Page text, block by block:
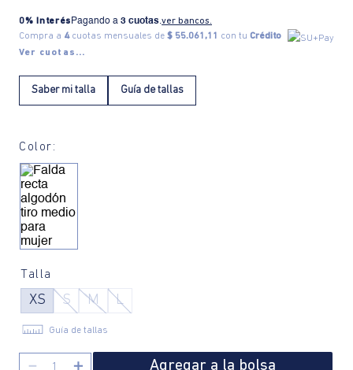
0% Interés Pagando a 3 cuotas.ver bancos.
Compra a 4cuotas mensuales de $ 55.061,11 con tu Crédito
Ver cuotas...
Saber mi talla Guía de tallas
Color:
Talla
XS S M L
Guía de tallas
Agregar a la bolsa